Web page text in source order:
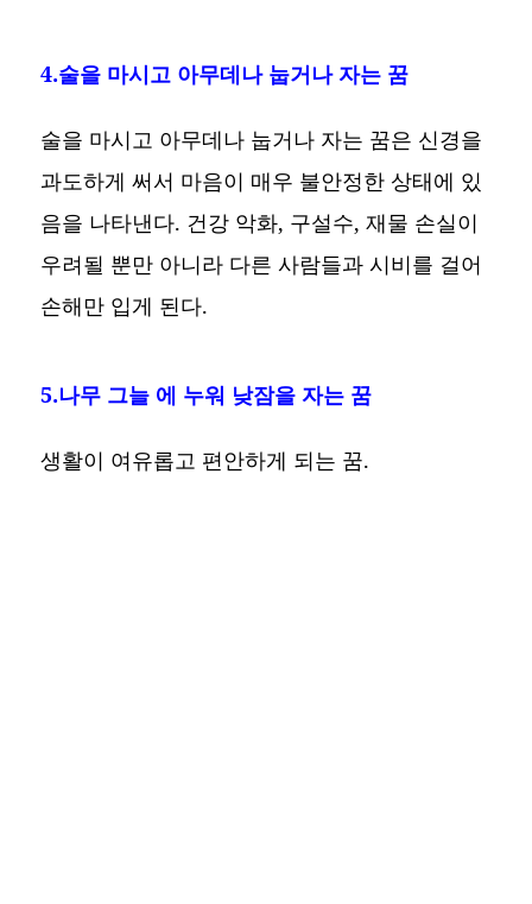
4.술을 마시고 아무데나 눕거나 자는 꿈
술을 마시고 아무데나 눕거나 자는 꿈은 신경을
과도하게 써서 마음이 매우 불안정한 상태에 있
음을 나타낸다. 건강 악화, 구설수, 재물 손실이
우려될 뿐만 아니라 다른 사람들과 시비를 걸어
손해만 입게 된다.
5.나무 그늘 에 누워 낮잠을 자는 꿈
생활이 여유롭고 편안하게 되는 꿈.